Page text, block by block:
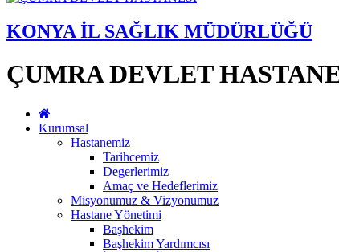
KONYA İL SAĞLIK MÜDÜRLÜĞÜ
ÇUMRA DEVLET
Kurumsal
Hastanemiz
Tarihcemiz
Degerlerimiz
Amaç ve Hedeflerimiz
Misyonumuz & Vizyonumuz
Hastane Yönetimi
Başhekim
Başhekim Yardımcısı